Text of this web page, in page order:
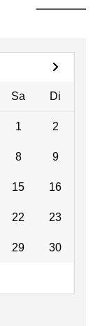
Sa Di
1 2
8 9
15 16
22 23
29 30